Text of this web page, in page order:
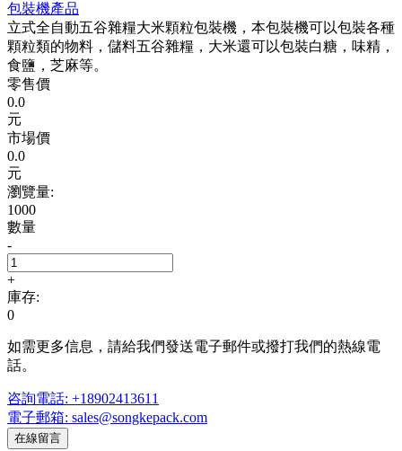
包裝機產品
立式全自動五谷雜糧大米顆粒包裝機，本包裝機可以包裝各種
顆粒類的物料，儲料五谷雜糧，大米還可以包裝白糖，味精，
食鹽，芝麻等。
零售價
0.0
元
市場價
0.0
元
瀏覽量:
1000
數量
-
+
庫存:
0
如需更多信息，請給我們發送電子郵件或撥打我們的熱線電
話。
咨詢電話: +18902413611
電子郵箱: sales@songkepack.com
在線留言